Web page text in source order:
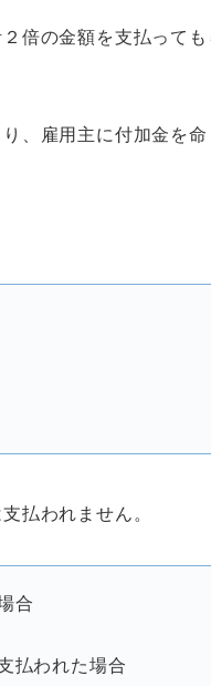
倍の金額を支払っても
、雇用主に付加金を
払われません。
合
払われた場合